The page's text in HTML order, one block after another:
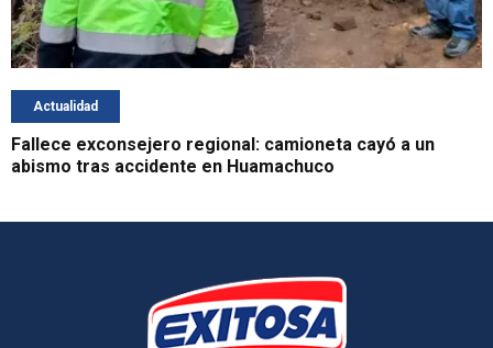
Actualidad
Fallece exconsejero regional: camioneta cayó a un
abismo tras accidente en Huamachuco